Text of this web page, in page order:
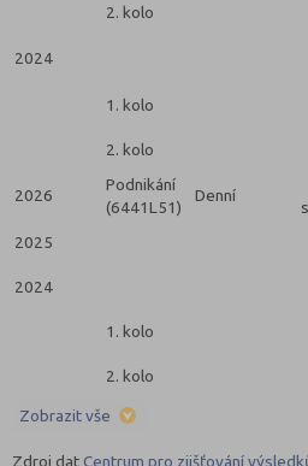
2. kolo
2024
1. kolo
2. kolo
2026
Podnikání
(6441L51)
Denní
2025
2024
1. kolo
2. kolo
Zobrazit vše
Zdroj datCentrum pro zjišťování